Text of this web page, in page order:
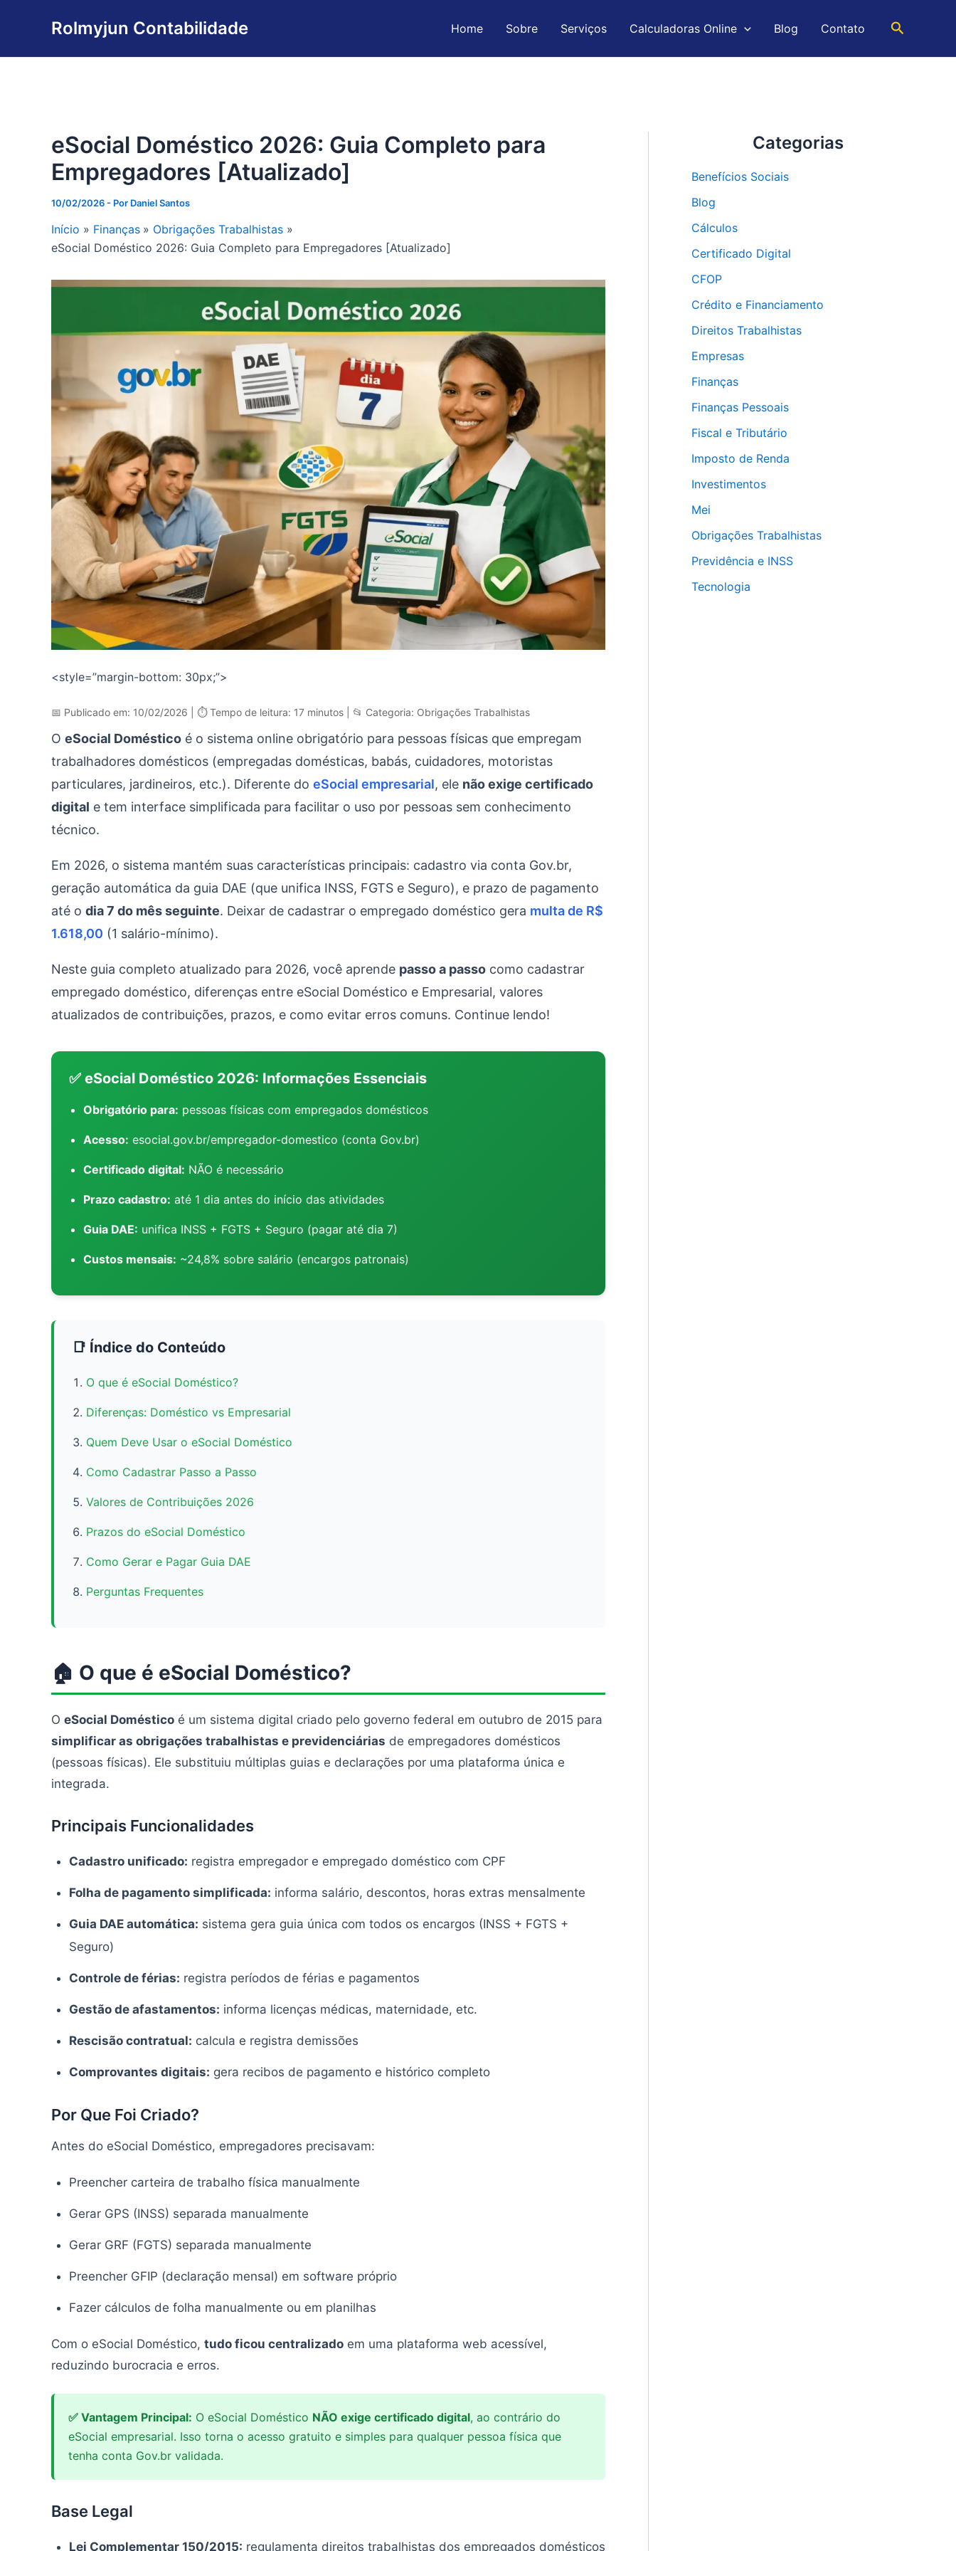
Rolmyjun Contabilidade Home Sobre Serviços Calculadoras Online Blog Contato Pesquisar
eSocial Doméstico 2026: Guia Completo para
Empregadores [Atualizado]
10/02/2026- Por Daniel Santos
Início Finanças
Obrigações Trabalhistas
eSocial Doméstico 2026: Guia Completo para Empregadores [Atualizado]
<style=”margin-bottom: 30px;”>
📅 Publicado em: 10/02/2026 | ⏱️ Tempo de leitura: 17 minutos | 📂 Categoria: Obrigações Trabalhistas
O eSocial Doméstico é o sistema online obrigatório para pessoas físicas que empregam
trabalhadores domésticos (empregadas domésticas, babás, cuidadores, motoristas
particulares, jardineiros, etc.). Diferente do eSocial empresarial, ele não exige certificado
digital e tem interface simplificada para facilitar o uso por pessoas sem conhecimento
técnico.
Em 2026, o sistema mantém suas características principais: cadastro via conta Gov.br,
geração automática da guia DAE (que unifica INSS, FGTS e Seguro), e prazo de pagamento
até o dia 7 do mês seguinte. Deixar de cadastrar o empregado doméstico gera multa de R$
1.618,00 (1 salário-mínimo).
Neste guia completo atualizado para 2026, você aprende passo a passo como cadastrar
empregado doméstico, diferenças entre eSocial Doméstico e Empresarial, valores
atualizados de contribuições, prazos, e como evitar erros comuns. Continue lendo!
✅ eSocial Doméstico 2026: Informações Essenciais
Obrigatório para: pessoas físicas com empregados domésticos
Acesso: esocial.gov.br/empregador-domestico (conta Gov.br)
Certificado digital: NÃO é necessário
Prazo cadastro: até 1 dia antes do início das atividades
Guia DAE: unifica INSS + FGTS + Seguro (pagar até dia 7)
Custos mensais: ~24,8% sobre salário (encargos patronais)
📑 Índice do Conteúdo
O que é eSocial Doméstico?
Diferenças: Doméstico vs Empresarial
Quem Deve Usar o eSocial Doméstico
Como Cadastrar Passo a Passo
Valores de Contribuições 2026
Prazos do eSocial Doméstico
Como Gerar e Pagar Guia DAE
Perguntas Frequentes
🏠 O que é eSocial Doméstico?
O eSocial Doméstico é um sistema digital criado pelo governo federal em outubro de 2015 para
simplificar as obrigações trabalhistas e previdenciárias de empregadores domésticos
(pessoas físicas). Ele substituiu múltiplas guias e declarações por uma plataforma única e
integrada.
Principais Funcionalidades
Cadastro unificado: registra empregador e empregado doméstico com CPF
Folha de pagamento simplificada: informa salário, descontos, horas extras mensalmente
Guia DAE automática: sistema gera guia única com todos os encargos (INSS + FGTS +
Seguro)
Controle de férias: registra períodos de férias e pagamentos
Gestão de afastamentos: informa licenças médicas, maternidade, etc.
Rescisão contratual: calcula e registra demissões
Comprovantes digitais: gera recibos de pagamento e histórico completo
Por Que Foi Criado?
Antes do eSocial Doméstico, empregadores precisavam:
Preencher carteira de trabalho física manualmente
Gerar GPS (INSS) separada manualmente
Gerar GRF (FGTS) separada manualmente
Preencher GFIP (declaração mensal) em software próprio
Fazer cálculos de folha manualmente ou em planilhas
Com o eSocial Doméstico, tudo ficou centralizado em uma plataforma web acessível,
reduzindo burocracia e erros.
✅ Vantagem Principal: O eSocial Doméstico NÃO exige certificado digital, ao contrário do
eSocial empresarial. Isso torna o acesso gratuito e simples para qualquer pessoa física que
tenha conta Gov.br validada.
Base Legal
Lei Complementar 150/2015: regulamenta direitos trabalhistas dos empregados domésticos
Categorias
Benefícios Sociais
Blog
Cálculos
Certificado Digital
CFOP
Crédito e Financiamento
Direitos Trabalhistas
Empresas
Finanças
Finanças Pessoais
Fiscal e Tributário
Imposto de Renda
Investimentos
Mei
Obrigações Trabalhistas
Previdência e INSS
Tecnologia